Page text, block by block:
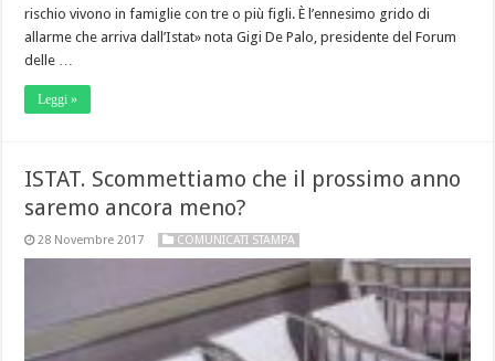
rischio vivono in famiglie con tre o più figli. È l’ennesimo grido di
allarme che arriva dall’Istat» nota Gigi De Palo, presidente del Forum
delle …
Leggi »
ISTAT. Scommettiamo che il prossimo anno
saremo ancora meno?
28 Novembre 2017 COMUNICATI STAMPA